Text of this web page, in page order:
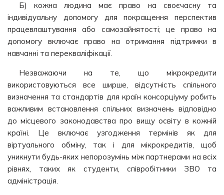
Б) кожна людина має право на своєчасну та
індивідуальну допомогу для покращення перспектив
працевлаштування або самозайнятості; це право на
допомогу включає право на отримання підтримки в
навчанні та перекваліфікації.
Незважаючи на те, що мікрокредити
використовуються все ширше, відсутність спільного
визначення та стандартів для країн консорціуму робить
важливим встановлення спільних визначень відповідно
до місцевого законодавства про вищу освіту в кожній
країні. Це включає узгодження термінів як для
віртуального обміну, так і для мікрокредитів, щоб
уникнути будь-яких непорозумінь між партнерами на всіх
рівнях, таких як студенти, співробітники ЗВО та
адміністрація.